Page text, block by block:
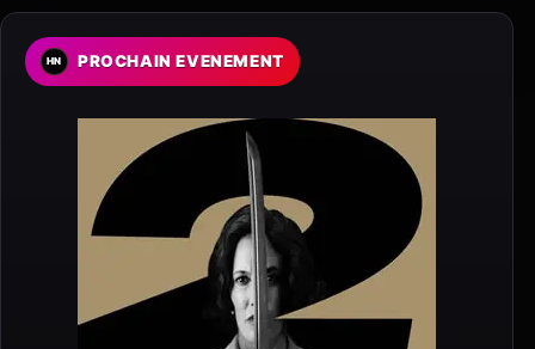
PROCHAIN EVENEMENT